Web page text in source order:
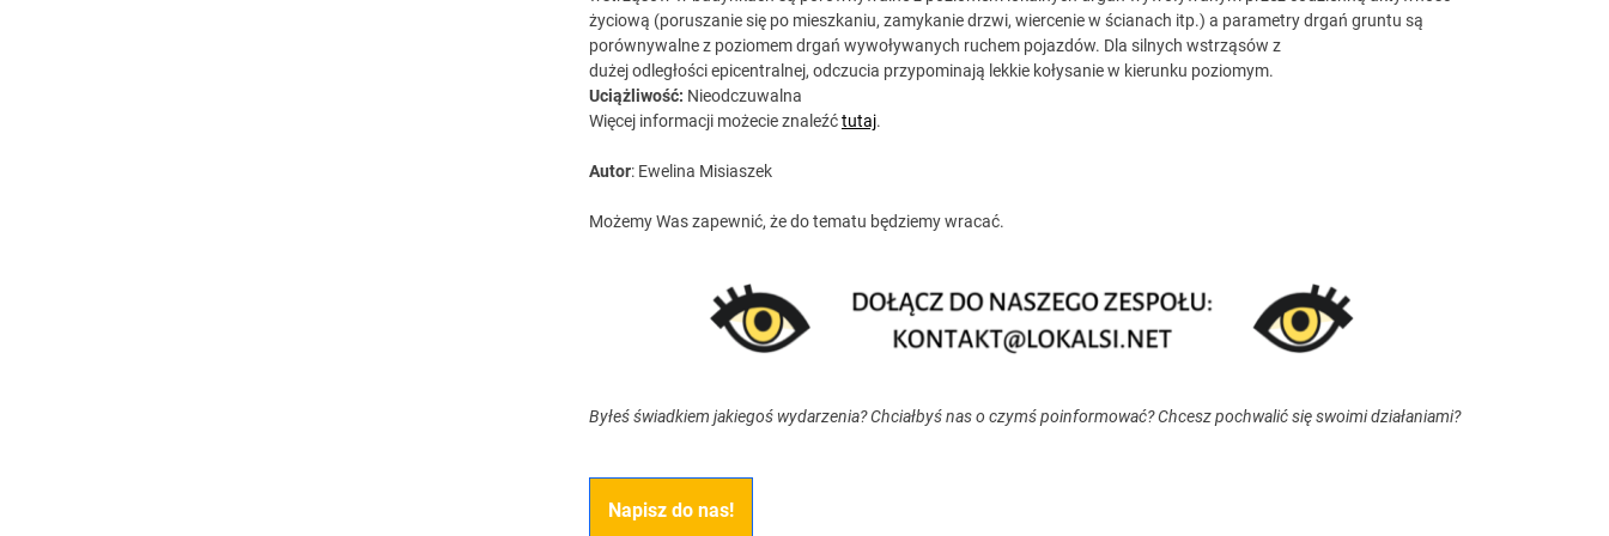
życiową (poruszanie się po mieszkaniu, zamykanie drzwi, wiercenie w ścianach itp.) a parametry drgań gruntu są
porównywalne z poziomem drgań wywoływanych ruchem pojazdów. Dla silnych wstrząsów z
dużej odległości epicentralnej, odczucia przypominają lekkie kołysanie w kierunku poziomym.
Uciążliwość: Nieodczuwalna
Więcej informacji możecie znaleźćtutaj.
Autor: Ewelina Misiaszek
Możemy Was zapewnić, że do tematu będziemy wracać.
Byłeś świadkiem jakiegoś wydarzenia? Chciałbyś nas o czymś poinformować? Chcesz pochwalić się swoimi działaniami?
Napisz do nas!